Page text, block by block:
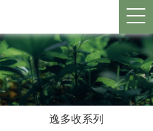
逸多收系列